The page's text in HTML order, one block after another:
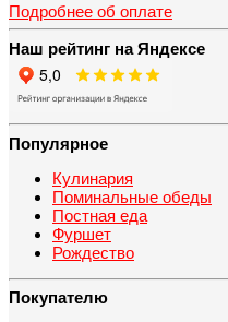
Подробнее об оплате
Наш рейтинг на Яндексе
Популярное
Кулинария
Поминальные обеды
Постная еда
Фуршет
Рождество
Покупателю